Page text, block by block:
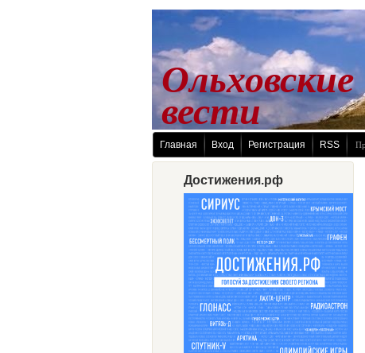
Ольховские
вести
Главная Вход Регистрация RSS
Достижения.рф